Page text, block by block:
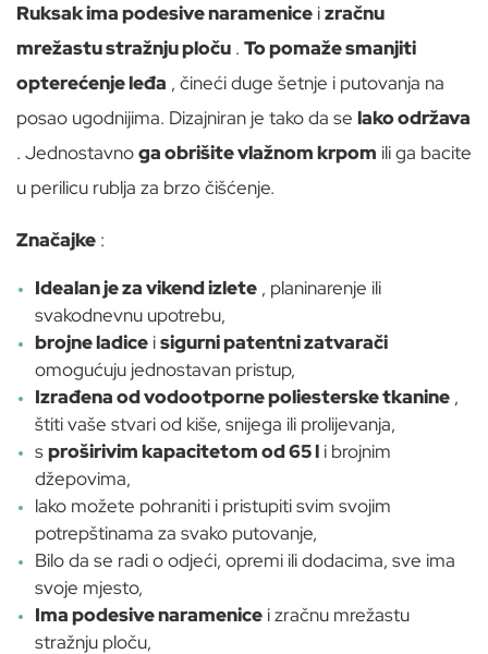
Ruksak ima podesive naramenice izračnu
mrežastu stražnju ploču . To pomaže smanjiti
opterećenje leđa , čineći duge šetnje i putovanja na
posao ugodnijima. Dizajniran je tako da se lako održava
. Jednostavnoga obrišite vlažnom krpom ili ga bacite
u perilicu rublja za brzo čišćenje.
Značajke :
Idealan je za vikend izlete , planinarenje ili
svakodnevnu upotrebu,
brojne ladice isigurni patentni zatvarači
omogućuju jednostavan pristup,
Izrađena od vodootporne poliesterske tkanine ,
štiti vaše stvari od kiše, snijega ili prolijevanja,
sproširivim kapacitetom od 65 l i brojnim
džepovima,
lako možete pohraniti i pristupiti svim svojim
potrepštinama za svako putovanje,
Bilo da se radi o odjeći, opremi ili dodacima, sve ima
svoje mjesto,
Ima podesive naramenice i zračnu mrežastu
stražnju ploču,